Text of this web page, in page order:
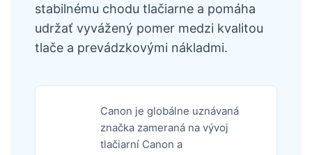
stabilnému chodu tlačiarne a pomáha
udržať vyvážený pomer medzi kvalitou
tlače a prevádzkovými nákladmi.
Canon je globálne uznávaná
značka zameraná na vývoj
tlačiarní Canon a